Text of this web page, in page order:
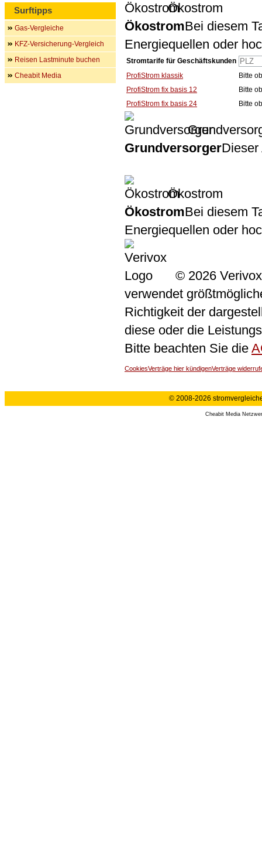
Ökostrom
ÖkostromBei diesem
Energiequellen oder
Stromtarife für Geschäftskunden
ProfiStrom klassik
Bitte
ProfiStrom fix basis 12
Bitte
ProfiStrom fix basis 24
Bitte
GrundversorgerDieser
Ökostrom
ÖkostromBei diesem
Energiequellen oder
© 2026
verwendet
Richtigkeit der
diese oder die
Bitte beachten Sie die
CookiesVerträge hier kündigenVerträge
Surftipps
Gas-Vergleiche
KFZ-Versicherung-Vergleich
Reisen Lastminute buchen
Cheabit Media
© 2008-2026
Cheabit Media